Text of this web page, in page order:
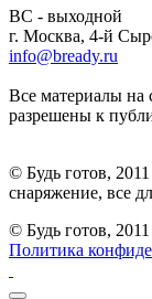
ВС - выходной
г. Москва, 4-й
info@bready.ru
Все материалы на
разрешены к
© Будь готов,
снаряжение, все
© Будь готов,
Политика